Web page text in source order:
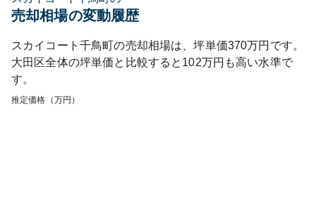
売却相場の変動履歴
スカイコート千鳥町の売却相場は、坪単価370万円です。
大田区全体の坪単価と比較すると 102万円も高い水準で
す。
推定価格（万円）